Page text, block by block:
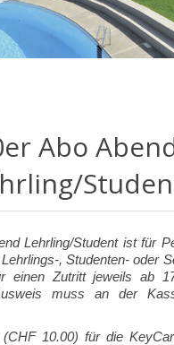
Abo
Lehrling/Student ist für
, Studenten- oder
einen Zutritt jeweils ab
muss an der
(CHF 10.00) für die